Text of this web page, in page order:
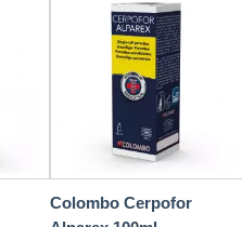
Colombo Cerpofor